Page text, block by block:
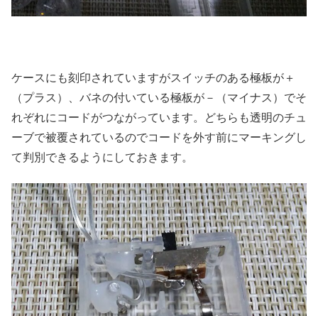
ケースにも刻印されていますがスイッチのある極板が＋
（プラス）、バネの付いている極板が－（マイナス）でそ
れぞれにコードがつながっています。どちらも透明のチュ
ーブで被覆されているのでコードを外す前にマーキングし
て判別できるようにしておきます。